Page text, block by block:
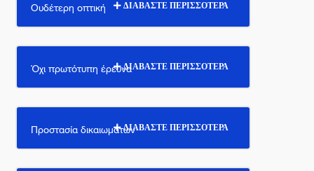
Ουδέτερη οπτική ΔΙΑΒΑΣΤΕ ΠΕΡΙΣΣΟΤΕΡΑ
Όχι πρωτότυπη έρευναΔΙΑΒΑΣΤΕ ΠΕΡΙΣΣΟΤΕΡΑ
Προστασία δικαιωμάτωνΔΙΑΒΑΣΤΕ ΠΕΡΙΣΣΟΤΕΡΑ